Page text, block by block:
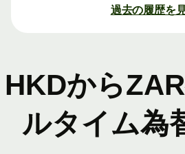
過去の履歴を
HKDから
ルタイム為